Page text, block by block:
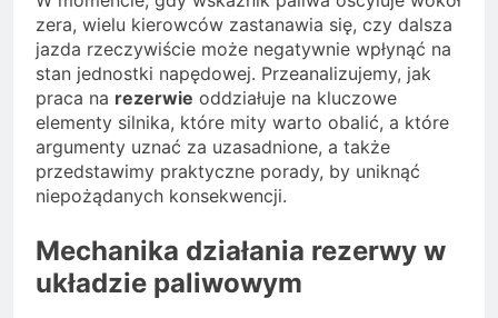
zera, wielu kierowców zastanawia się, czy dalsza
jazda rzeczywiście może negatywnie wpłynąć na
stan jednostki napędowej. Przeanalizujemy, jak
praca na rezerwie oddziałuje na kluczowe
elementy silnika, które mity warto obalić, a które
argumenty uznać za uzasadnione, a także
przedstawimy praktyczne porady, by uniknąć
niepożądanych konsekwencji.
Mechanika działania rezerwy w
układzie paliwowym